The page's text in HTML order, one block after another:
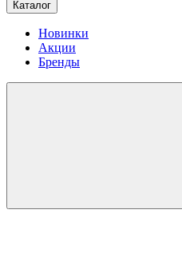
Каталог
Новинки
Акции
Бренды